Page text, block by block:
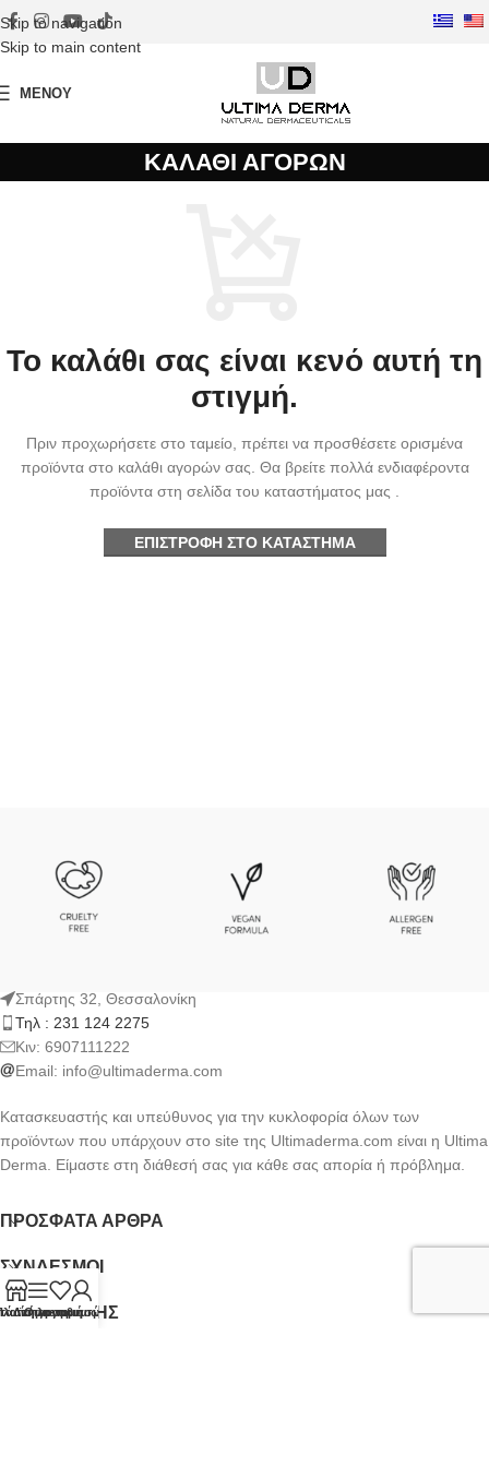
Skip to navigation
Skip to main content
ΜΕΝΟΎ
ΚΑΛΆΘΙ ΑΓΟΡΏΝ
Το καλάθι σας είναι κενό αυτή τη
στιγμή.
Πριν προχωρήσετε στο ταμείο, πρέπει να προσθέσετε ορισμένα
προϊόντα στο καλάθι αγορών σας. Θα βρείτε πολλά ενδιαφέροντα
προϊόντα στη σελίδα του καταστήματος μας .
ΕΠΙΣΤΡΟΦΉ ΣΤΟ ΚΑΤΆΣΤΗΜΑ
Σπάρτης 32, Θεσσαλονίκη
Τηλ : 231 124 2275
Kιν: 6907111222
Email: info@ultimaderma.com
Κατασκευαστής και υπεύθυνος για την κυκλοφορία όλων των
προϊόντων που υπάρχουν στο site της Ultimaderma.com είναι η Ultima
Derma. Είμαστε στη διάθεσή σας για κάθε σας απορία ή πρόβλημα.
ΠΡΌΣΦΑΤΑ ΆΡΘΡΑ
ΣΎΝΔΕΣΜΟΙ
ΟΡΟΙ ΧΡΗΣΗΣ
γραμμή
Λίστα επιθυμιών
Ο λογαριασμός μου